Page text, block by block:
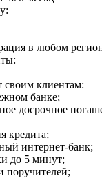
в любом
своим клиентам:
банке;
досрочное
кредита;
интернет-банк;
до 5 минут;
поручителей;